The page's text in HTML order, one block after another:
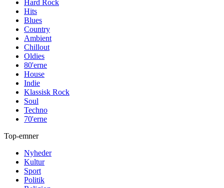
Hard Rock
Hits
Blues
Country
Ambient
Chillout
Oldies
80'erne
House
Indie
Klassisk Rock
Soul
Techno
70'erne
Top-emner
Nyheder
Kultur
Sport
Politik